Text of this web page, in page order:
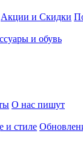
Акции и Скидки
и обувь
О нас пишут
и стиле